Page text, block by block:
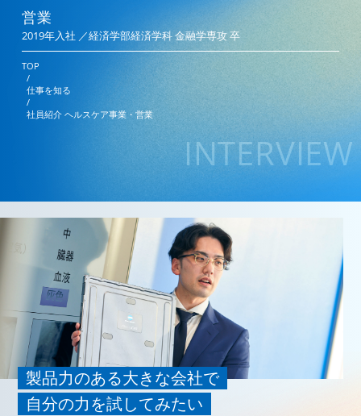
営業
2019年入社 ／経済学部経済学科 金融学専攻 卒
TOP
/
仕事を知る
/
社員紹介 ヘルスケア事業・営業
INTERVIEW
製品力のある大きな会社で
自分の力を試してみたい